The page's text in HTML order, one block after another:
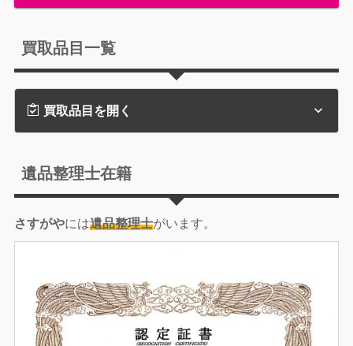
買取品目一覧
買取品目を開く
遺品整理士在籍
さすがやには遺品整理士がいます。